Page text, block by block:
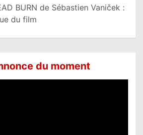
BURN de Sébastien Vaniček :
du film
du moment